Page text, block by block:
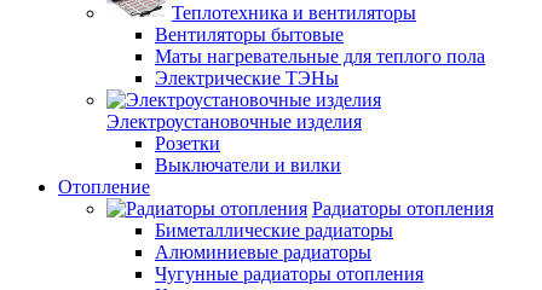
Теплотехника и вентиляторы
Вентиляторы бытовые
Маты нагревательные для теплого пола
Электрические ТЭНы
Электроустановочные изделия
Розетки
Выключатели и вилки
Отопление
Радиаторы отопления
Биметаллические радиаторы
Алюминиевые радиаторы
Чугунные радиаторы отопления